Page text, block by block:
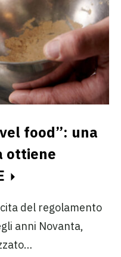
food”: una
ottiene
del regolamento
anni Novanta,